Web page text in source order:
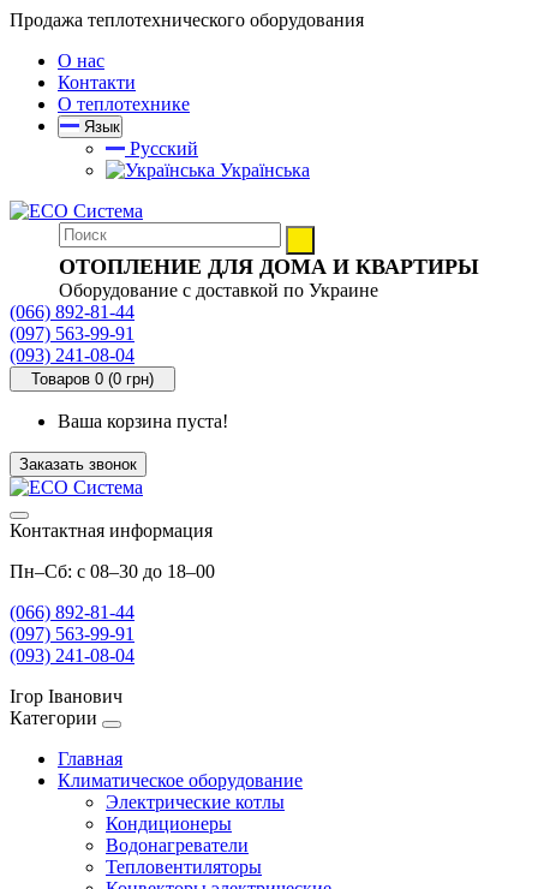
Продажа теплотехнического оборудования
О нас
Контакти
О теплотехнике
Язык
Русский
Українська
ОТОПЛЕНИЕ ДЛЯ ДОМА И КВАРТИРЫ
Оборудование с доставкой по Украине
(066) 892-81-44
(097) 563-99-91
(093) 241-08-04
Товаров 0 (0 грн)
Ваша корзина пуста!
Заказать звонок
Контактная информация
Пн–Сб: с 08–30 до 18–00
(066) 892-81-44
(097) 563-99-91
(093) 241-08-04
Ігор Іванович
Категории
Главная
Климатическое оборудование
Электрические котлы
Кондиционеры
Водонагреватели
Тепловентиляторы